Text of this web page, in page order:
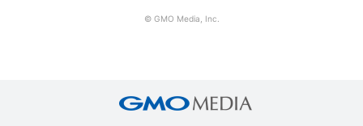
© GMO Media, Inc.